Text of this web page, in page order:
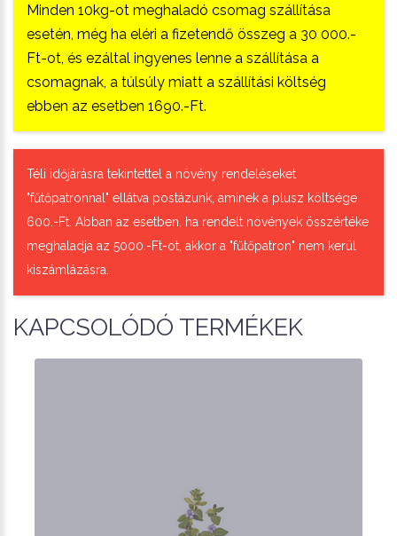
Minden 10kg-ot meghaladó csomag szállítása
esetén, még ha eléri a fizetendő összeg a 30 000.-
Ft-ot, és ezáltal ingyenes lenne a szállítása a
csomagnak, a túlsúly miatt a szállítási költség
ebben az esetben 1690.-Ft.
Téli időjárásra tekintettel a növény rendeléseket
"fűtőpatronnal" ellátva postázunk, aminek a plusz költsége
600.-Ft. Abban az esetben, ha rendelt növények összértéke
meghaladja az 5000.-Ft-ot, akkor a "fűtőpatron" nem kerül
kiszámlázásra.
KAPCSOLÓDÓ TERMÉKEK